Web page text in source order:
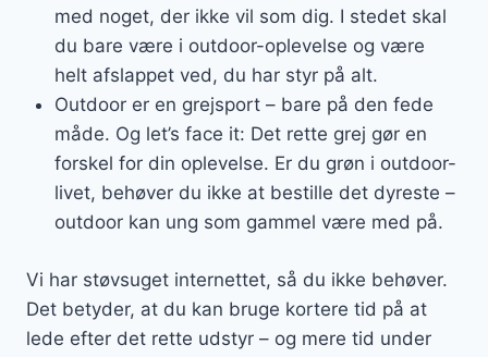
med noget, der ikke vil som dig. I stedet skal
du bare være i outdoor-oplevelse og være
helt afslappet ved, du har styr på alt.
Outdoor er en grejsport – bare på den fede
måde. Og let’s face it: Det rette grej gør en
forskel for din oplevelse. Er du grøn i outdoor-
livet, behøver du ikke at bestille det dyreste –
outdoor kan ung som gammel være med på.
Vi har støvsuget internettet, så du ikke behøver.
Det betyder, at du kan bruge kortere tid på at
lede efter det rette udstyr – og mere tid under